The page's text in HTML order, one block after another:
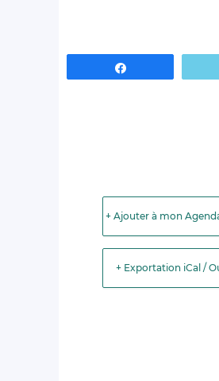
+ Ajouter à mon
+ Exportation iCal /